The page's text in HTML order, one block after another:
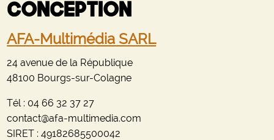
Conception
AFA-Multimédia SARL
24 avenue de la République
48100 Bourgs-sur-Colagne
Tél : 04 66 32 37 27
contact@afa-multimedia.com
SIRET : 49182685500042